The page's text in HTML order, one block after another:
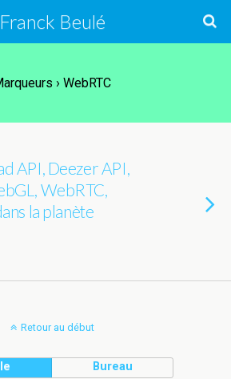
Franck Beulé
› WebRTC
API, Deezer API,
WebRTC,
la planète
Retour au début
Bureau